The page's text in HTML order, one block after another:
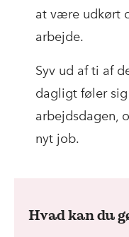
at være udkørt
arbejde.
Syv ud af ti af
dagligt føler
arbejdsdagen,
nyt job.
Hvad kan du